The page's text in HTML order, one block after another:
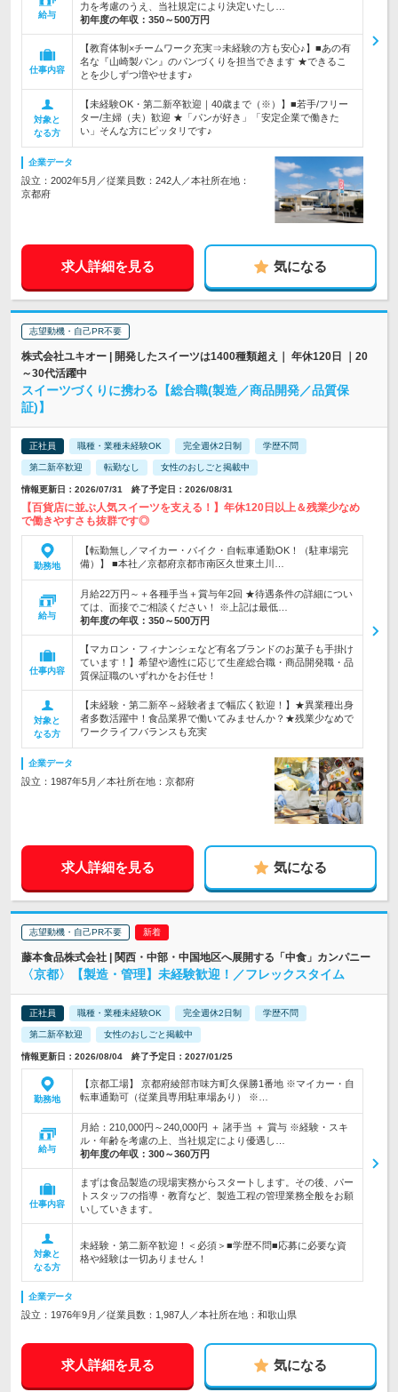
給与
力を考慮のうえ、当社規定により決定いたし…
初年度の年収： 350～500万円
仕事内容
【教育体制×チームワーク充実⇒未経験の方も安心♪】■あの有
名な『山崎製パン』のパンづくりを担当できます ★できるこ
とを少しずつ増やせます♪
対象と
なる方
【未経験OK・第二新卒歓迎｜40歳まで（※）】■若手/フリー
ター/主婦（夫）歓迎 ★「パンが好き」「安定企業で働きた
い」そんな方にピッタリです♪
企業データ
設立：2002年5月／従業員数：242人／本社所在地：
京都府
求人詳細を見る 気になる
志望動機・自己PR不要
株式会社ユキオー | 開発したスイーツは1400種類超え｜ 年休120日 ｜20
～30代活躍中
スイーツづくりに携わる【総合職(製造／商品開発／品質保
証)】
正社員 職種・業種未経験OK 完全週休2日制 学歴不問
第二新卒歓迎 転勤なし 女性のおしごと掲載中
情報更新日：2026/07/31 終了予定日：2026/08/31
【百貨店に並ぶ人気スイーツを支える！】年休120日以上＆残業少なめ
で働きやすさも抜群です◎
勤務地
【転勤無し／マイカー・バイク・自転車通勤OK！（駐車場完
備）】 ■本社／京都府京都市南区久世東土川…
給与
月給22万円～＋各種手当＋賞与年2回 ★待遇条件の詳細につい
ては、面接でご相談ください！ ※上記は最低…
初年度の年収： 350～500万円
仕事内容
【マカロン・フィナンシェなど有名ブランドのお菓子も手掛け
ています！】希望や適性に応じて生産総合職・商品開発職・品
質保証職のいずれかをお任せ！
対象と
なる方
【未経験・第二新卒～経験者まで幅広く歓迎！】★異業種出身
者多数活躍中！食品業界で働いてみませんか？★残業少なめで
ワークライフバランスも充実
企業データ
設立：1987年5月／本社所在地：京都府
求人詳細を見る 気になる
志望動機・自己PR不要
藤本食品株式会社 | 関西・中部・中国地区へ展開する「中食」カンパニー
〈京都〉【製造・管理】未経験歓迎！／フレックスタイム
正社員 職種・業種未経験OK 完全週休2日制 学歴不問
第二新卒歓迎 女性のおしごと掲載中
情報更新日：2026/08/04 終了予定日：2027/01/25
勤務地
【京都工場】 京都府綾部市味方町久保勝1番地 ※マイカー・自
転車通勤可（従業員専用駐車場あり） ※…
給与
月給：210,000円～240,000円 ＋ 諸手当 ＋ 賞与 ※経験・スキ
ル・年齢を考慮の上、当社規定により優遇し…
初年度の年収： 300～360万円
仕事内容
まずは食品製造の現場実務からスタートします。その後、パー
トスタッフの指導・教育など、製造工程の管理業務全般をお願
いしていきます。
対象と
なる方
未経験・第二新卒歓迎！＜必須＞■学歴不問■応募に必要な資
格や経験は一切ありません！
企業データ
設立：1976年9月／従業員数：1,987人／本社所在地：和歌山県
求人詳細を見る 気になる